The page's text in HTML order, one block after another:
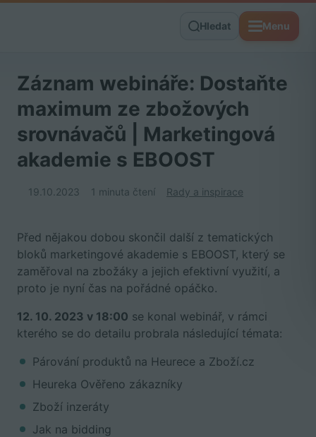
Hledat Menu
Záznam webináře: Dostaňte
maximum ze zbožových
srovnávačů | Marketingová
akademie s EBOOST
19.10.2023 1 minuta čtení Rady a inspirace
Před nějakou dobou skončil další z tematických
bloků marketingové akademie s EBOOST, který se
zaměřoval na zbožáky a jejich efektivní využití, a
proto je nyní čas na pořádné opáčko.
12. 10. 2023 v 18:00 se konal webinář, v rámci
kterého se do detailu probrala následující témata:
Párování produktů na Heurece a Zboží.cz
Heureka Ověřeno zákazníky
Zboží inzeráty
Jak na bidding